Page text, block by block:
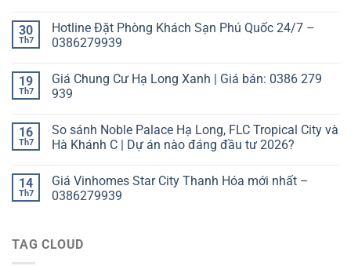
30
Th7
Hotline Đặt Phòng Khách Sạn Phú Quốc 24/7 –
0386279939
19
Th7
Giá Chung Cư Hạ Long Xanh | Giá bán: 0386 279
939
16
Th7
So sánh Noble Palace Hạ Long, FLC Tropical City và
Hà Khánh C | Dự án nào đáng đầu tư 2026?
14
Th7
Giá Vinhomes Star City Thanh Hóa mới nhất –
0386279939
TAG CLOUD